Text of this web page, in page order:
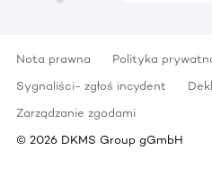
Nota prawna Polityka
Sygnaliści- zgłoś incydent
Zarządzanie zgodami
© 2026 DKMS Group gGmbH